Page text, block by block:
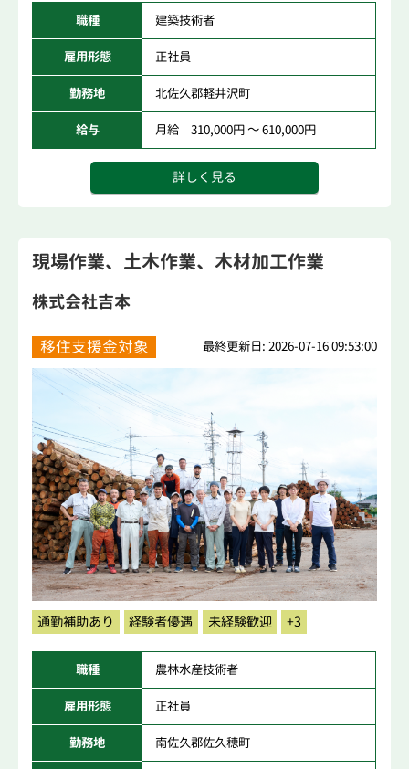
職種 建築技術者
雇用形態 正社員
勤務地 北佐久郡軽井沢町
給与 月給 310,000円 ～ 610,000円
詳しく見る
現場作業、土木作業、木材加工作業
株式会社吉本
移住支援金対象 最終更新日: 2026-07-16 09:53:00
通勤補助あり 経験者優遇 未経験歓迎 +3
職種 農林水産技術者
雇用形態 正社員
勤務地 南佐久郡佐久穂町